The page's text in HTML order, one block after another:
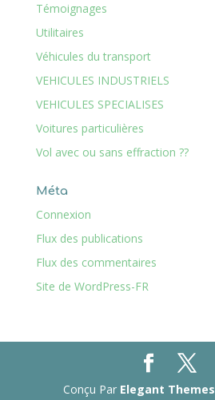
Témoignages
Utilitaires
Véhicules du transport
VEHICULES INDUSTRIELS
VEHICULES SPECIALISES
Voitures particulières
Vol avec ou sans effraction ??
Méta
Connexion
Flux des publications
Flux des commentaires
Site de WordPress-FR
Conçu Par Elegant Themes